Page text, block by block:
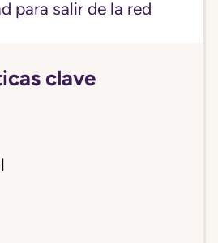
para salir de la red
clave